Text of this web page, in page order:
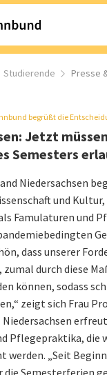
Studierende Presse
begrüßt die
Jetzt
Semesters
Niedersachsen
und
Famulaturen und
dass unserer
durch diese
können, sodass
zeigt sich Frau
Pflegepraktika, die
werden. „Seit
die Semesterferien